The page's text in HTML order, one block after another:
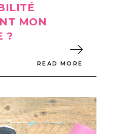
MON
?
READ MORE